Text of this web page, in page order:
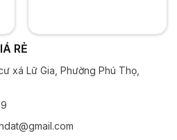
IPS
RẺ
xá Lữ Gia, Phường Phú Thọ,